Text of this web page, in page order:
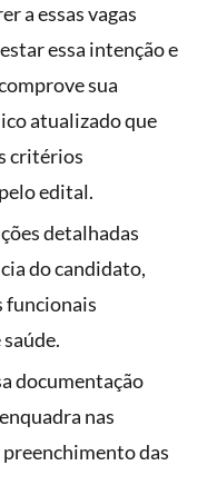
a essas vagas
essa intenção e
sua
atualizado que
critérios
edital.
detalhadas
do candidato,
funcionais
documentação
nas
das